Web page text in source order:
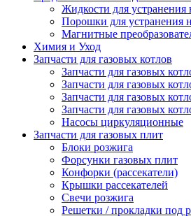
Жидкости для устранения
Порошки для устранения
Магнитные
Химия и Уход
Запчасти для газовых котлов
Запчасти для газовых
Запчасти для газовых
Запчасти для газовых
Запчасти для газовых
Насосы циркуляционные
Запчасти для газовых плит
Блоки розжига
Форсунки газовых плит
Конфорки (рассекатели)
Крышки рассекателей
Свечи розжига
Решетки / прокладки под